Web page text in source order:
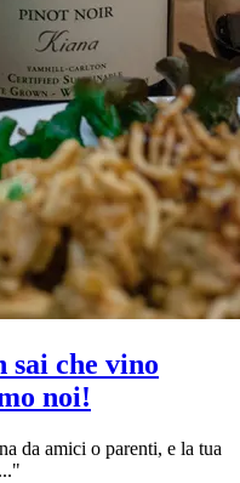
sai che vino
noi!
da amici o parenti, e la tua